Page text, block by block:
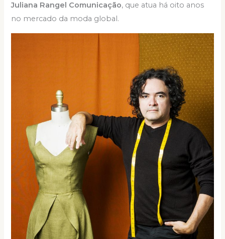
Juliana Rangel Comunicação, que atua há oito anos
no mercado da moda global.